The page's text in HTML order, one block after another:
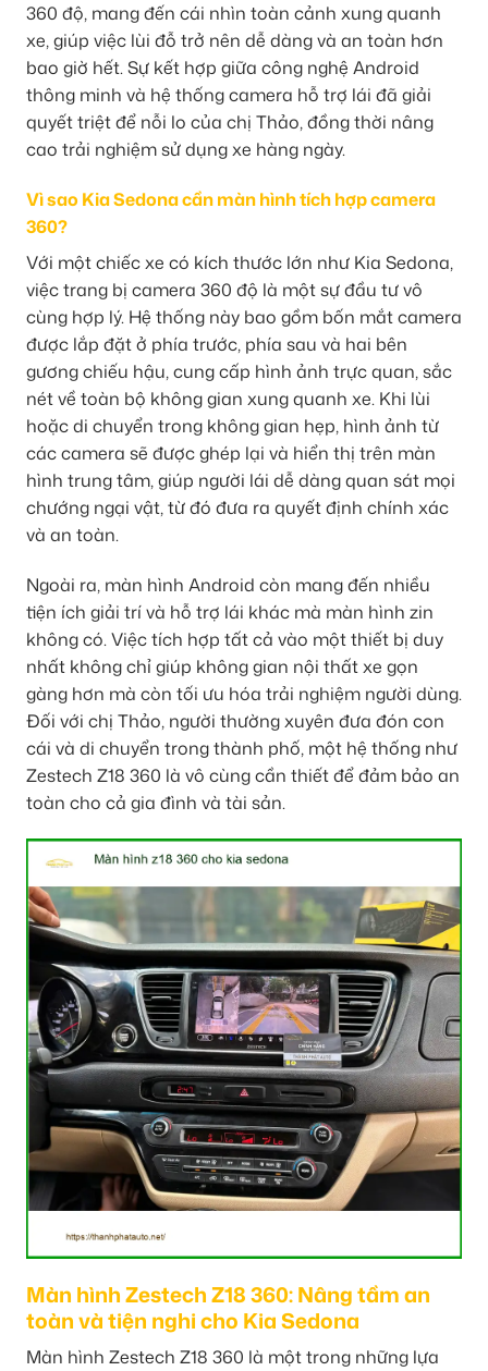
360 độ, mang đến cái nhìn toàn cảnh xung quanh
xe, giúp việc lùi đỗ trở nên dễ dàng và an toàn hơn
bao giờ hết. Sự kết hợp giữa công nghệ Android
thông minh và hệ thống camera hỗ trợ lái đã giải
quyết triệt để nỗi lo của chị Thảo, đồng thời nâng
cao trải nghiệm sử dụng xe hàng ngày.
Vì sao Kia Sedona cần màn hình tích hợp camera
360?
Với một chiếc xe có kích thước lớn như Kia Sedona,
việc trang bị camera 360 độ là một sự đầu tư vô
cùng hợp lý. Hệ thống này bao gồm bốn mắt camera
được lắp đặt ở phía trước, phía sau và hai bên
gương chiếu hậu, cung cấp hình ảnh trực quan, sắc
nét về toàn bộ không gian xung quanh xe. Khi lùi
hoặc di chuyển trong không gian hẹp, hình ảnh từ
các camera sẽ được ghép lại và hiển thị trên màn
hình trung tâm, giúp người lái dễ dàng quan sát mọi
chướng ngại vật, từ đó đưa ra quyết định chính xác
và an toàn.
Ngoài ra, màn hình Android còn mang đến nhiều
tiện ích giải trí và hỗ trợ lái khác mà màn hình zin
không có. Việc tích hợp tất cả vào một thiết bị duy
nhất không chỉ giúp không gian nội thất xe gọn
gàng hơn mà còn tối ưu hóa trải nghiệm người dùng.
Đối với chị Thảo, người thường xuyên đưa đón con
cái và di chuyển trong thành phố, một hệ thống như
Zestech Z18 360 là vô cùng cần thiết để đảm bảo an
toàn cho cả gia đình và tài sản.
Màn hình Zestech Z18 360: Nâng tầm an
toàn và tiện nghi cho Kia Sedona
Màn hình Zestech Z18 360 là một trong những lựa